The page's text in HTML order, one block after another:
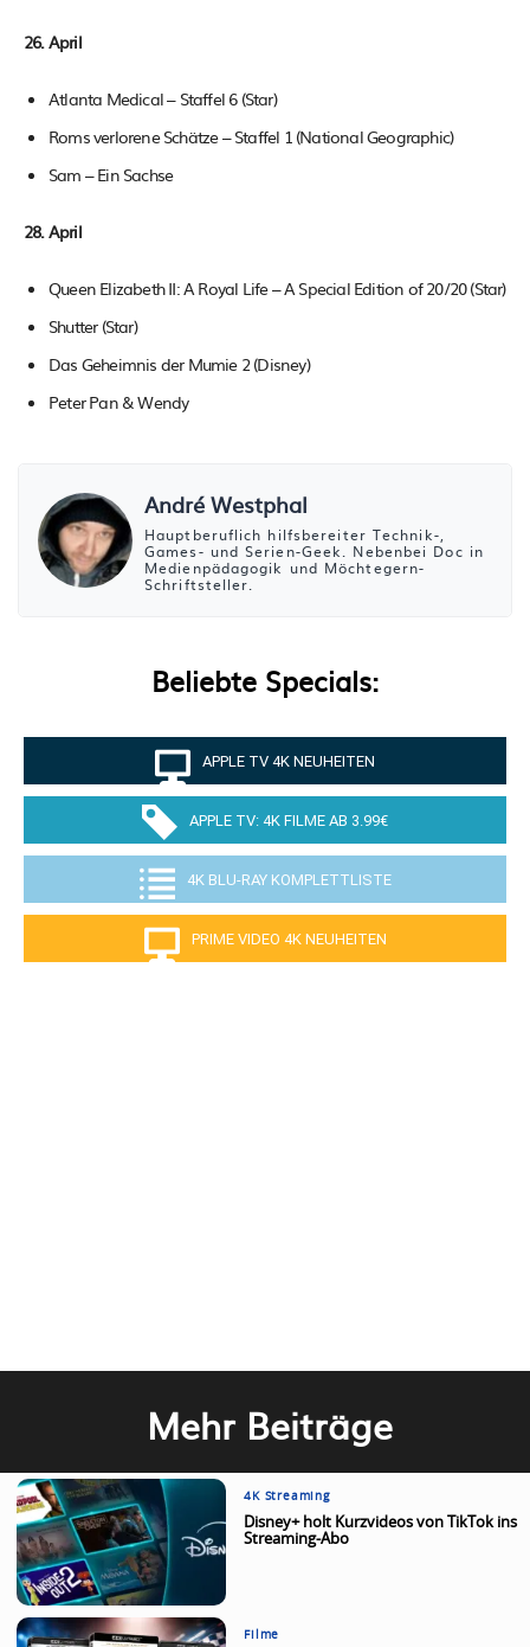
26. April
Atlanta Medical – Staffel 6 (Star)
Roms verlorene Schätze – Staffel 1 (National Geographic)
Sam – Ein Sachse
28. April
Queen Elizabeth II: A Royal Life – A Special Edition of 20/20 (Star)
Shutter (Star)
Das Geheimnis der Mumie 2 (Disney)
Peter Pan & Wendy
André Westphal
Hauptberuflich hilfsbereiter Technik-,
Games- und Serien-Geek. Nebenbei Doc in
Medienpädagogik und Möchtegern-
Schriftsteller.
Beliebte Specials:
APPLE TV 4K NEUHEITEN
APPLE TV: 4K FILME AB 3.99€
4K BLU-RAY KOMPLETTLISTE
PRIME VIDEO 4K NEUHEITEN
Mehr Beiträge
4K Streaming
Disney+ holt Kurzvideos von TikTok ins
Streaming-Abo
Filme